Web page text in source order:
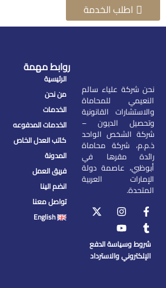
اطلب الخدمة
نحن شركة علياء سالم
النعيمي للمحاماة
والاستشارات القانونية
وتحصيل الديون –
شركة الشخص الواحد
ذ.م.م، شركة محاماة
رائدة مقرها في
أبوظبي، عاصمة دولة
الإمارات العربية
المتحدة.
شروط وسياسة الدفع
الإلكتروني والاسترداد
روابط مهمة
الرئيسية
من نحن
الخدمات
الخدمات المدفوعه
كاتب العدل الخاص
المدونة
فريق العمل
انضم الينا
تواصل معنا
English